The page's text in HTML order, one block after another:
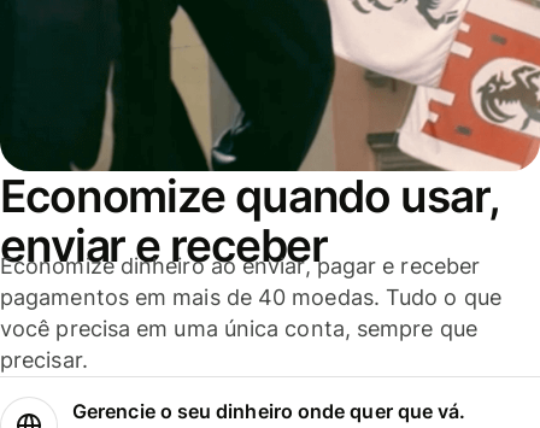
Economize quando usar,
enviar e receber
Economize dinheiro ao enviar, pagar e receber
pagamentos em mais de 40 moedas. Tudo o que
você precisa em uma única conta, sempre que
precisar.
Gerencie o seu dinheiro onde quer que vá.